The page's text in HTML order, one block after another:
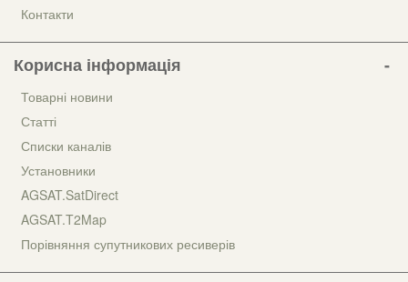
Контакти
Корисна інформація
Товарні новини
Статті
Списки каналів
Установники
AGSAT.SatDirect
AGSAT.T2Map
Порівняння супутникових ресиверів